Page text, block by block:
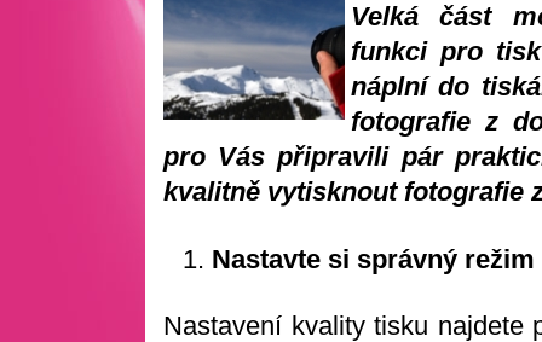
Velká část
funkci pro
náplní do
fotografie z
pro Vás připravili pár
kvalitně vytisknout fotografie
Nastavte si správný
Nastavení kvality tisku najdete